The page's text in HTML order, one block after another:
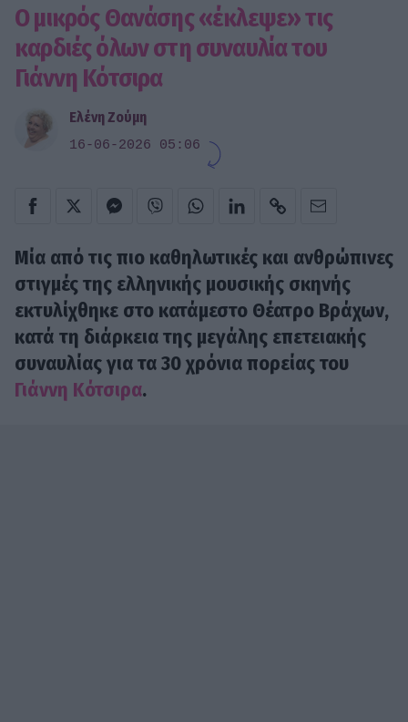
Ο μικρός Θανάσης «έκλεψε» τις
καρδιές όλων στη συναυλία του
Γιάννη Κότσιρα
Ελένη Ζούμη
16-06-2026 05:06
Μία από τις πιο καθηλωτικές και ανθρώπινες
στιγμές της ελληνικής μουσικής σκηνής
εκτυλίχθηκε στο κατάμεστο Θέατρο Βράχων,
κατά τη διάρκεια της μεγάλης επετειακής
συναυλίας για τα 30 χρόνια πορείας του
Γιάννη Κότσιρα.